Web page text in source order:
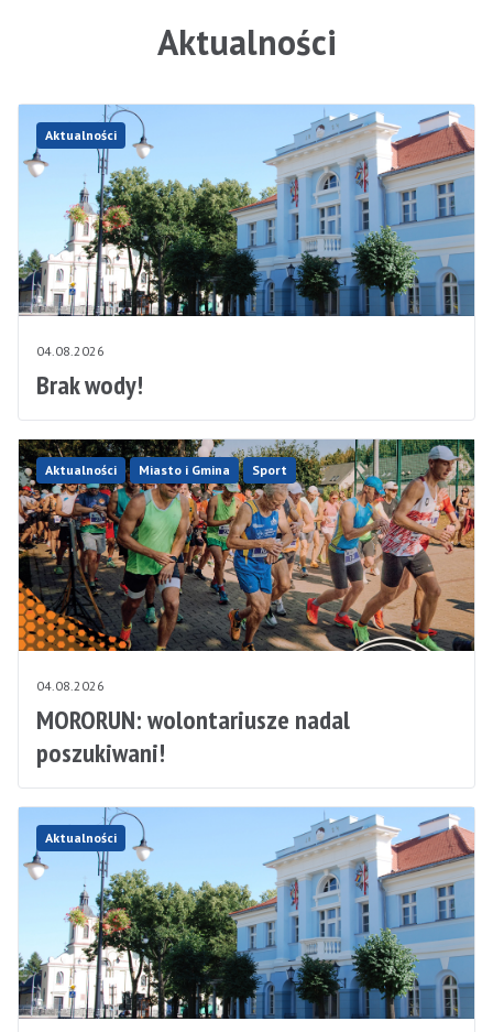
Aktualności
Aktualności
04.08.2026
Brak wody!
Aktualności Miasto i Gmina Sport
04.08.2026
MORORUN: wolontariusze nadal
poszukiwani!
Aktualności